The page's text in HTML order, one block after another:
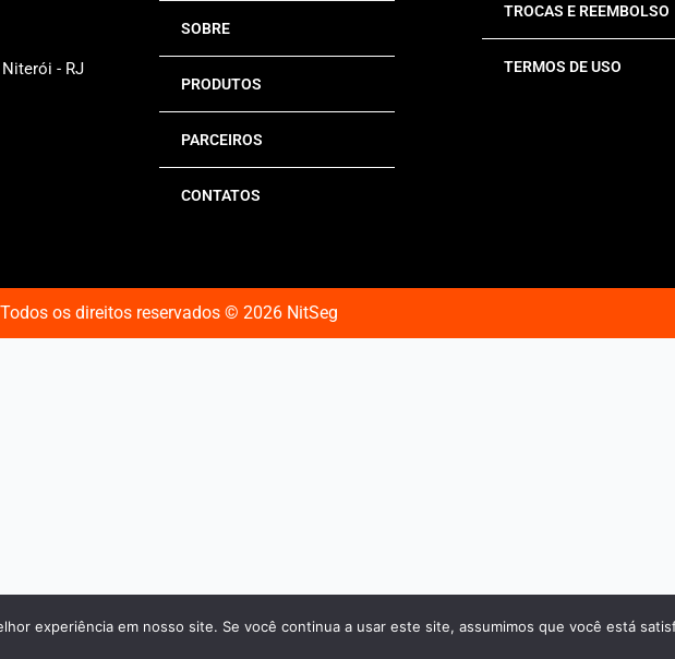
- RJ
SOBRE
PRODUTOS
PARCEIROS
CONTATOS
TROCAS E REEMBOLSO
TERMOS DE USO
Todos os direitos reservados © 2026 NitSeg
experiência em nosso site. Se você continua a usar este site, assumimos que você está